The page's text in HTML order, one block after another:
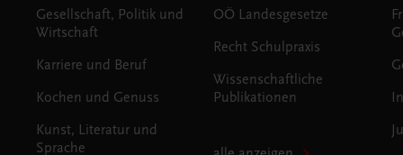
Gesellschaft, Politik und
Wirtschaft
Karriere und Beruf
Kochen und Genuss
Kunst, Literatur und
Sprache
OÖ Landesgesetze
Recht Schulpraxis
Wissenschaftliche
Publikationen